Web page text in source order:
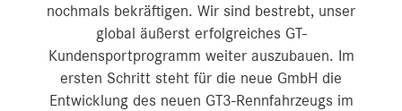
nochmals bekräftigen. Wir sind bestrebt, unser
global äußerst erfolgreiches GT-
Kundensportprogramm weiter auszubauen. Im
ersten Schritt steht für die neue GmbH die
Entwicklung des neuen GT3-Rennfahrzeugs im